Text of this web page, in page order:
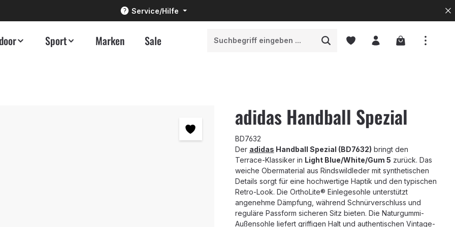
Service/Hilfe
Sport Marken Sale Warenkorb
adidas Handball Spezial
BD7632
Der adidas Handball Spezial (BD7632) bringt den
Terrace-Klassiker in Light Blue/White/Gum 5 zurück. Das
weiche Obermaterial aus Rindswildleder mit synthetischen
Details sorgt für eine hochwertige Haptik und den typischen
Retro-Look. Die OrthoLite® Einlegesohle unterstützt
angenehme Dämpfung, während Schnürverschluss und
reguläre Passform sicheren Sitz bieten. Die Naturgummi-
Außensohle liefert griffigen Halt und authentischen Vintage-